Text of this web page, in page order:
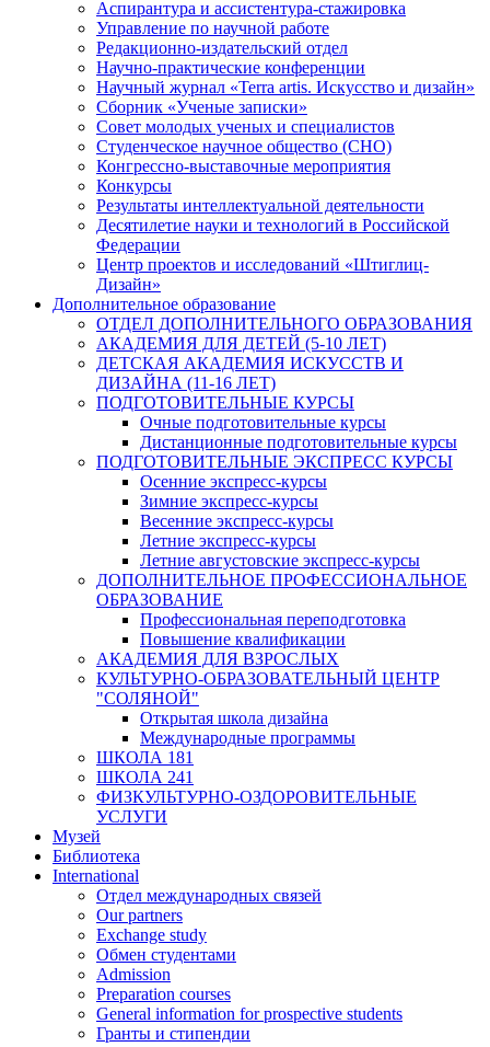
Аспирантура и ассистентура-стажировка
Управление по научной работе
Редакционно-издательский отдел
Научно-практические конференции
Научный журнал «Terra artis. Искусство и дизайн»
Сборник «Ученые записки»
Совет молодых ученых и специалистов
Студенческое научное общество (СНО)
Конгрессно-выставочные мероприятия
Конкурсы
Результаты интеллектуальной деятельности
Десятилетие науки и технологий в Российской
Федерации
Центр проектов и исследований «Штиглиц-
Дизайн»
Дополнительное образование
ОТДЕЛ ДОПОЛНИТЕЛЬНОГО ОБРАЗОВАНИЯ
АКАДЕМИЯ ДЛЯ ДЕТЕЙ (5-10 ЛЕТ)
ДЕТСКАЯ АКАДЕМИЯ ИСКУССТВ И
ДИЗАЙНА (11-16 ЛЕТ)
ПОДГОТОВИТЕЛЬНЫЕ КУРСЫ
Очные подготовительные курсы
Дистанционные подготовительные курсы
ПОДГОТОВИТЕЛЬНЫЕ ЭКСПРЕСС КУРСЫ
Осенние экспресс-курсы
Зимние экспресс-курсы
Весенние экспресс-курсы
Летние экспресс-курсы
Летние августовские экспресс-курсы
ДОПОЛНИТЕЛЬНОЕ ПРОФЕССИОНАЛЬНОЕ
ОБРАЗОВАНИЕ
Профессиональная переподготовка
Повышение квалификации
АКАДЕМИЯ ДЛЯ ВЗРОСЛЫХ
КУЛЬТУРНО-ОБРАЗОВАТЕЛЬНЫЙ ЦЕНТР
"СОЛЯНОЙ"
Открытая школа дизайна
Международные программы
ШКОЛА 181
ШКОЛА 241
ФИЗКУЛЬТУРНО-ОЗДОРОВИТЕЛЬНЫЕ
УСЛУГИ
Музей
Библиотека
International
Отдел международных связей
Our partners
Exchange study
Обмен студентами
Admission
Preparation courses
General information for prospective students
Гранты и стипендии